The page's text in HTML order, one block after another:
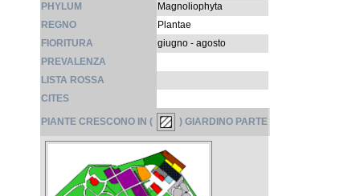
PHYLUM
Magnoliophyta
REGNO
Plantae
FIORITURA
giugno - agosto
PREVALENZA
LISTA ROSSA
CITES
PIANTE CRESCONO IN ( ) GIARDINO PARTE